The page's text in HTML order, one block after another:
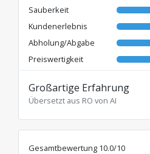
Sauberkeit
Kundenerlebnis
Abholung/Abgabe
Preiswertigkeit
Großartige Erfahrung
Übersetzt aus RO von AI
Gesamtbewertung 10.0/10